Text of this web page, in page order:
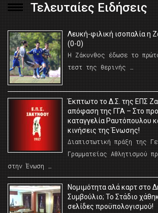
Τελευταίες Ειδήσεις
Λευκή-φιλική ισοπαλία η
(0-0)
Η Ζάκυνθος έδωσε το
τεστ της θερινής …
Έκπτωτο το Δ.Σ. της ΕΠΣ
απόφαση της ΓΓΑ – Στο
καταγγελία Ραυτόπουλου
κινήσεις της Ένωσης!
Διαπιστωτική πράξη της
Γραμματείας Αθλητισμού
στην Ένωση …
Νομιμότητα αλά καρτ στο
Συμβούλιο; Το Στάδιο
σελίδες προϋπολογισμού!